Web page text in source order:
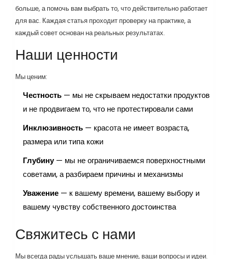
больше, а помочь вам выбрать то, что действительно работает
для вас. Каждая статья проходит проверку на практике, а
каждый совет основан на реальных результатах.
Наши ценности
Мы ценим:
Честность — мы не скрываем недостатки продуктов
и не продвигаем то, что не протестировали сами
Инклюзивность — красота не имеет возраста,
размера или типа кожи
Глубину— мы не ограничиваемся поверхностными
советами, а разбираем причины и механизмы
Уважение — к вашему времени, вашему выбору и
вашему чувству собственного достоинства
Свяжитесь с нами
Мы всегда рады услышать ваше мнение, ваши вопросы и идеи.